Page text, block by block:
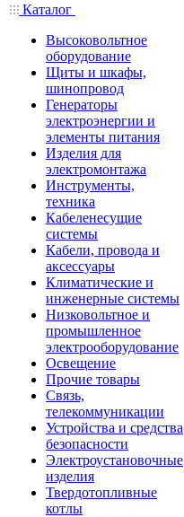
Каталог
Высоковольтное
оборудование
Щиты и шкафы,
шинопровод
Генераторы
электроэнергии и
элементы питания
Изделия для
электромонтажа
Инструменты,
техника
Кабеленесущие
системы
Кабели, провода и
аксессуары
Климатические и
инженерные системы
Низковольтное и
промышленное
электрооборудование
Освещение
Прочие товары
Связь,
телекоммуникации
Устройства и средства
безопасности
Электроустановочные
изделия
Твердотопливные
котлы